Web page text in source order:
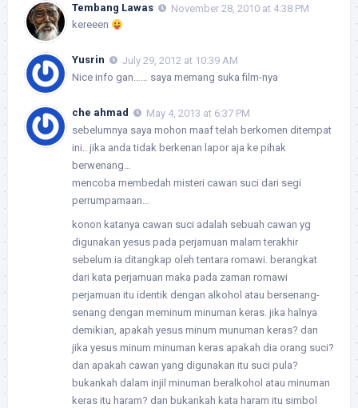
Tembang Lawas
November 28, 2010 at 4:38 PM
kereeen
Yusrin
July 29, 2012 at 10:39 AM
Nice info gan…… saya memang suka film-nya
che ahmad
May 4, 2013 at 6:37 PM
sebelumnya saya mohon maaf telah berkomen ditempat
ini.. jika anda tidak berkenan lapor aja ke pihak
berwenang…
mencoba membedah misteri cawan suci dari segi
perrumpamaan…
konon katanya cawan suci adalah sebuah cawan yg
digunakan yesus pada perjamuan malam terakhir
sebelum ia ditangkap oleh tentara romawi. berangkat
dari kata perjamuan maka pada zaman romawi
perjamuan itu identik dengan alkohol atau bersenang-
senang dengan meminum minuman keras. jika halnya
demikian, apakah yesus minum munuman keras? dan
jika yesus minum minuman keras apakah dia orang suci?
dan apakah cawan yang digunakan itu suci pula?
bukankah dalam injil minuman beralkohol atau minuman
keras itu haram? dan bukankah kata haram itu simbol